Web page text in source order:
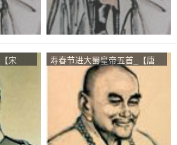
宋
寿春节进大蜀皇帝五首_【唐
朝】_【贯休】